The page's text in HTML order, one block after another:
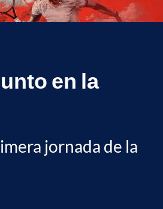
en la
jornada de la